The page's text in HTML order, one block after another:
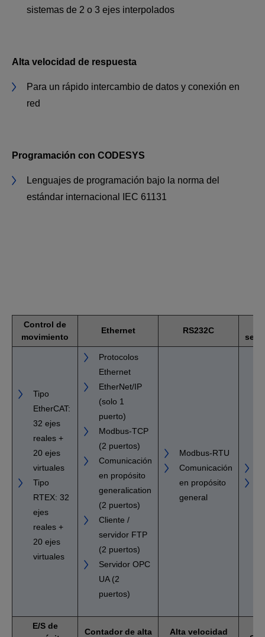
sistemas de 2 o 3 ejes interpolados
Alta velocidad de respuesta
Para un rápido intercambio de datos y conexión en
red
Programación con CODESYS
Lenguajes de programación bajo la norma del
estándar internacional IEC 61131
Control de
movimiento
Ethernet RS232C
Tipo
EtherCAT:
32 ejes
reales +
20 ejes
virtuales
Tipo
RTEX: 32
ejes
reales +
20 ejes
virtuales
Protocolos
Ethernet
EtherNet/IP
(solo 1
puerto)
Modbus-TCP
(2 puertos)
Comunicación
en propósito
generalication
(2 puertos)
Cliente /
servidor FTP
(2 puertos)
Servidor OPC
UA (2
puertos)
Modbus-RTU
Comunicación
en propósito
general
E/S de
Contador de alta Alta velocidad